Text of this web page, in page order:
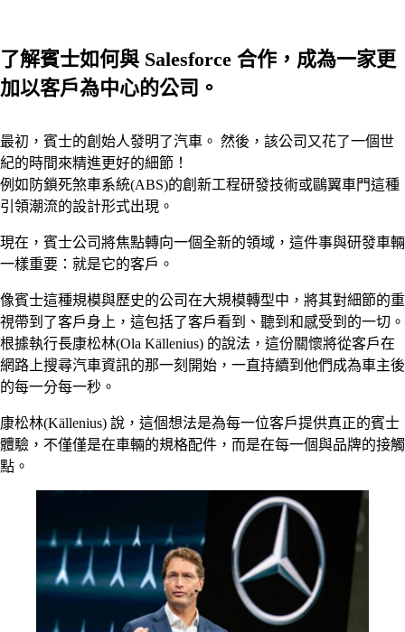
了解賓士如何與 Salesforce 合作，成為一家更
加以客戶為中心的公司。
最初，賓士的創始人發明了汽車。 然後，該公司又花了一個世
紀的時間來精進更好的細節！
例如防鎖死煞車系統(ABS)的創新工程研發技術或鷗翼車門這種
引領潮流的設計形式出現。
現在，賓士公司將焦點轉向一個全新的領域，這件事與研發車輛
一樣重要：就是它的客戶。
像賓士這種規模與歷史的公司在大規模轉型中，將其對細節的重
視帶到了客戶身上，這包括了客戶看到、聽到和感受到的一切。
根據執行長康松林(Ola Källenius) 的說法，這份關懷將從客戶在
網路上搜尋汽車資訊的那一刻開始，一直持續到他們成為車主後
的每一分每一秒。
康松林(Källenius) 說，這個想法是為每一位客戶提供真正的賓士
體驗，不僅僅是在車輛的規格配件，而是在每一個與品牌的接觸
點。